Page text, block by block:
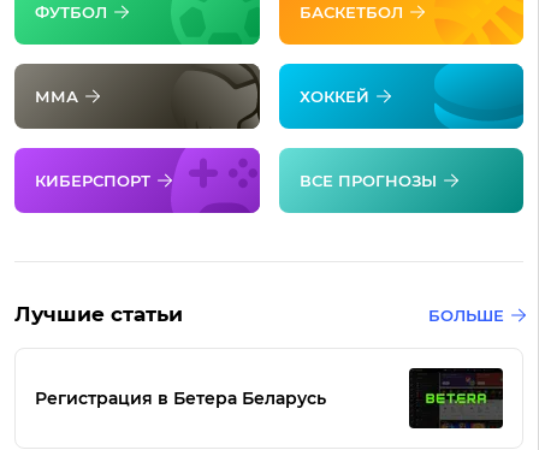
ФУТБОЛ БАСКЕТБОЛ
ММА ХОККЕЙ
КИБЕРСПОРТ ВСЕ ПРОГНОЗЫ
Лучшие статьи БОЛЬШЕ
Регистрация в Бетера Беларусь